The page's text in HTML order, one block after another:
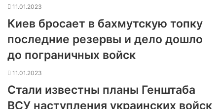
11.01.2023
Киев бросает в бахмутскую топку
последние резервы и дело дошло
до пограничных войск
11.01.2023
Стали известны планы Генштаба
ВСУ наступления украинских войск